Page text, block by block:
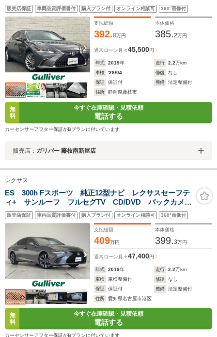
ート 黒本革シート エアシート シートヒーターハンドルヒ
ーター サンルーフ 全周囲カメラ デジタルインナーミラー
前後ドラレコ
販売店保証 車両品質評価書付 購入プラン付 オンライン相談可 360°画像付
支払総額
392.8万円
本体価格
385.2万円
通常ローン 月々45,500円
年式 2019年 走行 2.2万km
車検
'28/04 修復
なし
保証
保証付 整備
法定整備付
住所
静岡県藤枝市
無
料
今すぐ在庫確認・見積依頼
電話する
カーセンサーアフター保証がBプランに付いています
販売店： ガリバー 藤枝南新屋店
レクサス
ES 300h Fスポーツ 純正12型ナビ レクサスセーフテ
ィ+ サンルーフ フルセグTV CD/DVD バックカメ
ラ 本革 シートヒーター/エアシート パワーシート
シートメモリ BSM 三眼LED 純正19インチAW
販売店保証 車両品質評価書付 購入プラン付 オンライン相談可 360°画像付
支払総額
409万円
本体価格
399.3万円
通常ローン 月々47,400円
年式 2019年 走行 2.2万km
車検
車検整備付 修復
なし
保証
保証付 整備
法定整備付
住所
愛知県名古屋市港区
無
料
今すぐ在庫確認・見積依頼
電話する
カーセンサーアフター保証がBプランに付いています